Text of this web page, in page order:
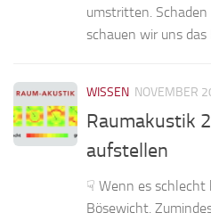
umstritten.
schauen wir uns das
WISSEN NOVEMBER
Raumakustik
aufstellen
☟ Wenn es schlecht
Bösewicht.